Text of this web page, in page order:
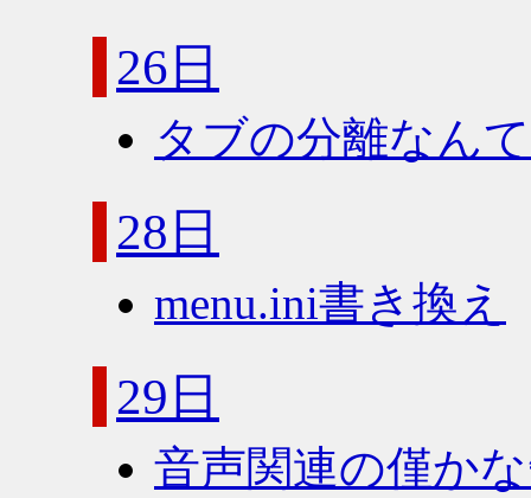
26日
タブの分離なん
28日
menu.ini書き換え
29日
音声関連の僅か